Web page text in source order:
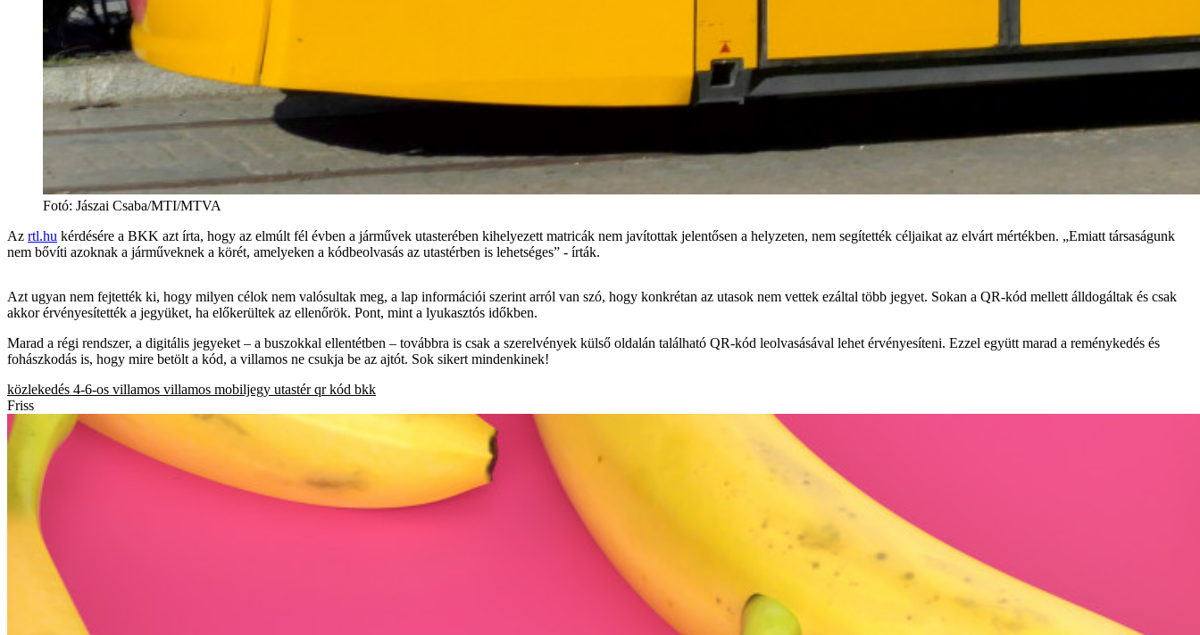
Fotó: Jászai Csaba/MTI/MTVA
Az rtl.hu kérdésére a BKK azt írta, hogy az elmúlt fél évben a járművek utasterében kihelyezett matricák nem javítottak jelentősen a helyzeten, nem segítették céljaikat az elvárt mértékben. „Emiatt társaságunk
nem bővíti azoknak a járműveknek a körét, amelyeken a kódbeolvasás az utastérben is lehetséges” - írták.
Azt ugyan nem fejtették ki, hogy milyen célok nem valósultak meg, a lap információi szerint arról van szó, hogy konkrétan az utasok nem vettek ezáltal több jegyet. Sokan a QR-kód mellett álldogáltak és csak
akkor érvényesítették a jegyüket, ha előkerültek az ellenőrök. Pont, mint a lyukasztós időkben.
Marad a régi rendszer, a digitális jegyeket – a buszokkal ellentétben – továbbra is csak a szerelvények külső oldalán található QR-kód leolvasásával lehet érvényesíteni. Ezzel együtt marad a reménykedés és
fohászkodás is, hogy mire betölt a kód, a villamos ne csukja be az ajtót. Sok sikert mindenkinek!
közlekedés 4-6-os villamos villamos mobiljegy utastér qr kód bkk
Friss